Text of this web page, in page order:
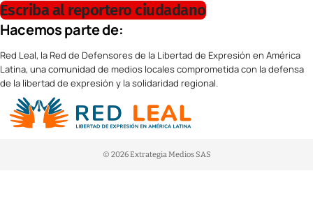
Escriba al reportero ciudadano
Hacemos parte de:
Red Leal, la Red de Defensores de la Libertad de Expresión en América
Latina, una comunidad de medios locales comprometida con la defensa
de la libertad de expresión y la solidaridad regional.
© 2026 Extrategia Medios SAS